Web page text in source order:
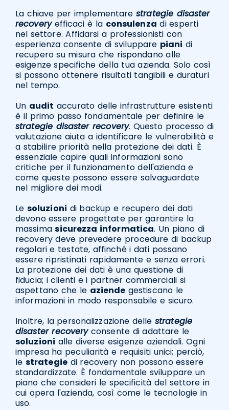
La chiave per implementarestrategie disaster
recoveryefficaci è la consulenza di esperti
nel settore. Affidarsi a professionisti con
esperienza consente di sviluppare piani di
recupero su misura che rispondano alle
esigenze specifiche della tua azienda. Solo così
si possono ottenere risultati tangibili e duraturi
nel tempo.
Un audit accurato delle infrastrutture esistenti
è il primo passo fondamentale per definire le
strategie disaster recovery. Questo processo di
valutazione aiuta a identificare le vulnerabilità e
a stabilire priorità nella protezione dei dati. È
essenziale capire quali informazioni sono
critiche per il funzionamento dell'azienda e
come queste possono essere salvaguardate
nel migliore dei modi.
Le soluzioni di backup e recupero dei dati
devono essere progettate per garantire la
massimasicurezza informatica. Un piano di
recovery deve prevedere procedure di backup
regolari e testate, affinché i dati possano
essere ripristinati rapidamente e senza errori.
La protezione dei dati è una questione di
fiducia; i clienti e i partner commerciali si
aspettano che le aziende gestiscano le
informazioni in modo responsabile e sicuro.
Inoltre, la personalizzazione delle strategie
disaster recoveryconsente di adattare le
soluzioni alle diverse esigenze aziendali. Ogni
impresa ha peculiarità e requisiti unici; perciò,
le strategiedi recovery non possono essere
standardizzate. È fondamentale sviluppare un
piano che consideri le specificità del settore in
cui opera l'azienda, così come le tecnologie in
uso.